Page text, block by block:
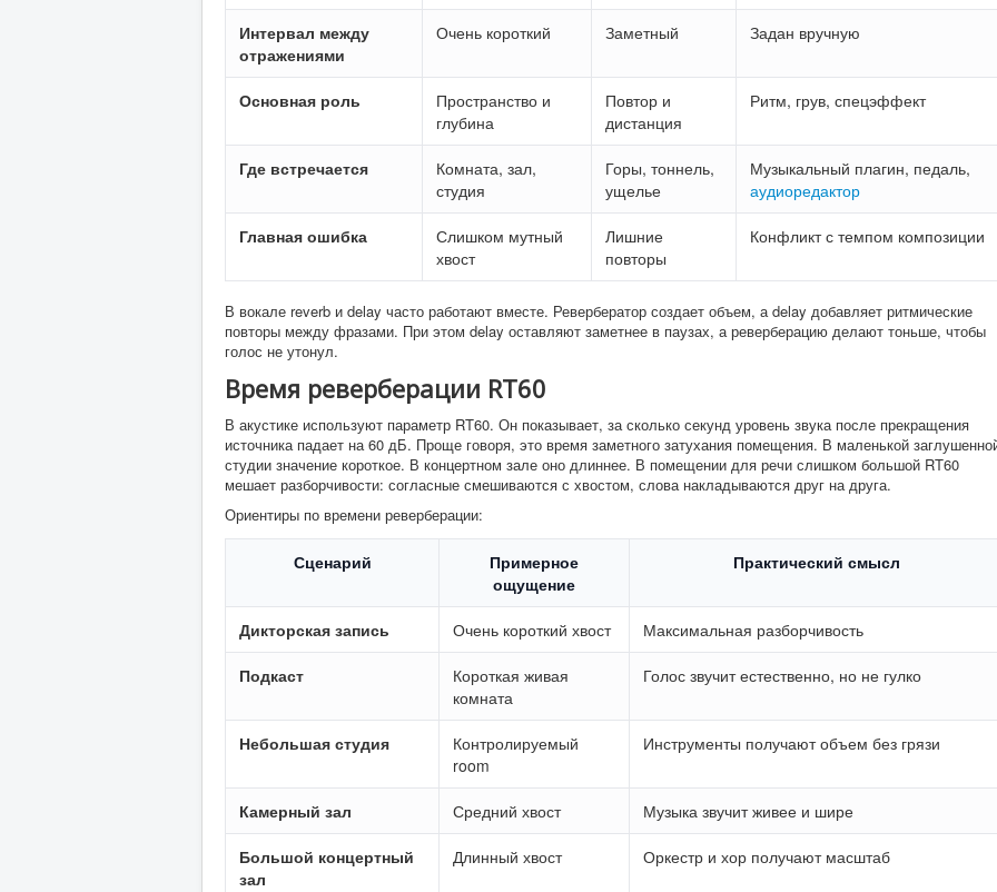
Интервал между
отражениями
Очень короткий Заметный Задан вручную
Основная роль
Пространство и
глубина
Повтор и
дистанция
Ритм, грув, спецэффект
Где встречается
Комната, зал,
студия
Горы, тоннель,
ущелье
Музыкальный плагин, педаль,
аудиоредактор
Главная ошибка
Слишком мутный
хвост
Лишние
повторы
Конфликт с темпом композиции
В вокале reverb и delay часто работают вместе. Ревербератор создает объем, а delay добавляет ритмические
повторы между фразами. При этом delay оставляют заметнее в паузах, а реверберацию делают тоньше, чтобы
голос не утонул.
Время реверберации RT60
В акустике используют параметр RT60. Он показывает, за сколько секунд уровень звука после прекращения
источника падает на 60 дБ. Проще говоря, это время заметного затухания помещения. В маленькой
студии значение короткое. В концертном зале оно длиннее. В помещении для речи слишком большой RT60
мешает разборчивости: согласные смешиваются с хвостом, слова накладываются друг на друга.
Ориентиры по времени реверберации:
Сценарий
Примерное
ощущение
Практический смысл
Дикторская запись Очень короткий хвост Максимальная разборчивость
Подкаст
Короткая живая
комната
Голос звучит естественно, но не гулко
Небольшая студия
Контролируемый
room
Инструменты получают объем без грязи
Камерный зал Средний хвост Музыка звучит живее и шире
Большой концертный
зал
Длинный хвост Оркестр и хор получают масштаб